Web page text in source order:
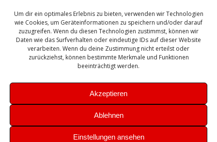
Um dir ein optimales Erlebnis zu bieten, verwenden wir Technologien
wie Cookies, um Geräteinformationen zu speichern und/oder darauf
zuzugreifen. Wenn du diesen Technologien zustimmst, können wir
Daten wie das Surfverhalten oder eindeutige IDs auf dieser Website
verarbeiten. Wenn du deine Zustimmung nicht erteilst oder
zurückziehst, können bestimmte Merkmale und Funktionen
beeinträchtigt werden.
Akzeptieren
Ablehnen
Einstellungen ansehen
Sanierung SBS Security Server Sicherheit
Sicherung SIEM Sophos SSL Ubuntu
Update Upgrade UTM VCenter VCSA Veeam
VMWare VPN WAZUH Windows
Zertifikat